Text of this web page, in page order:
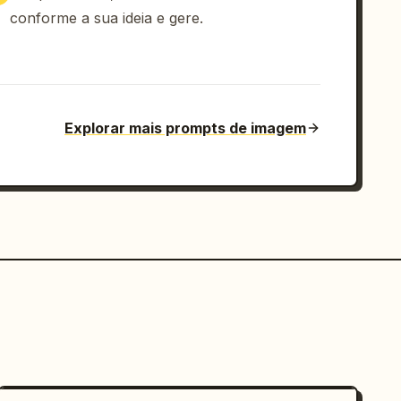
conforme a sua ideia e gere.
Explorar mais prompts de imagem